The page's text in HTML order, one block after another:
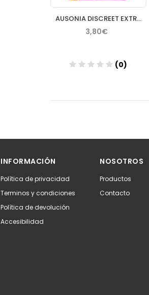
AUSONIA DISCREET EXTRA 12 UD
3,80€
(0)
INFORMACIÓN
Política de privacidad
Terminos y condiciones
Política de devolución
Accesibilidad
NOSOTROS
Productos
Contacto